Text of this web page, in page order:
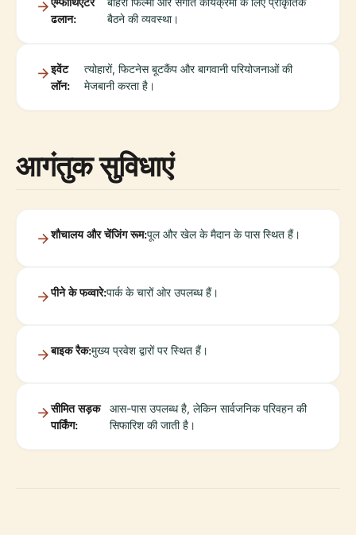
ढलान:
बैठने की व्यवस्था।
इवेंट
लॉन:
त्योहारों, फिटनेस बूटकैंप और बागवानी परियोजनाओं की
मेजबानी करता है।
आगंतुक सुविधाएं
शौचालय और चेंजिंग रूम:पूल और खेल के मैदान के पास स्थित हैं।
पीने के फव्वारे:पार्क के चारों ओर उपलब्ध हैं।
बाइक रैक:मुख्य प्रवेश द्वारों पर स्थित हैं।
सीमित सड़क
पार्किंग:
आस-पास उपलब्ध है, लेकिन सार्वजनिक परिवहन की
सिफारिश की जाती है।